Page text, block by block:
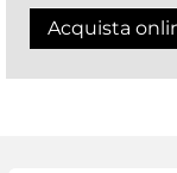
Acquista